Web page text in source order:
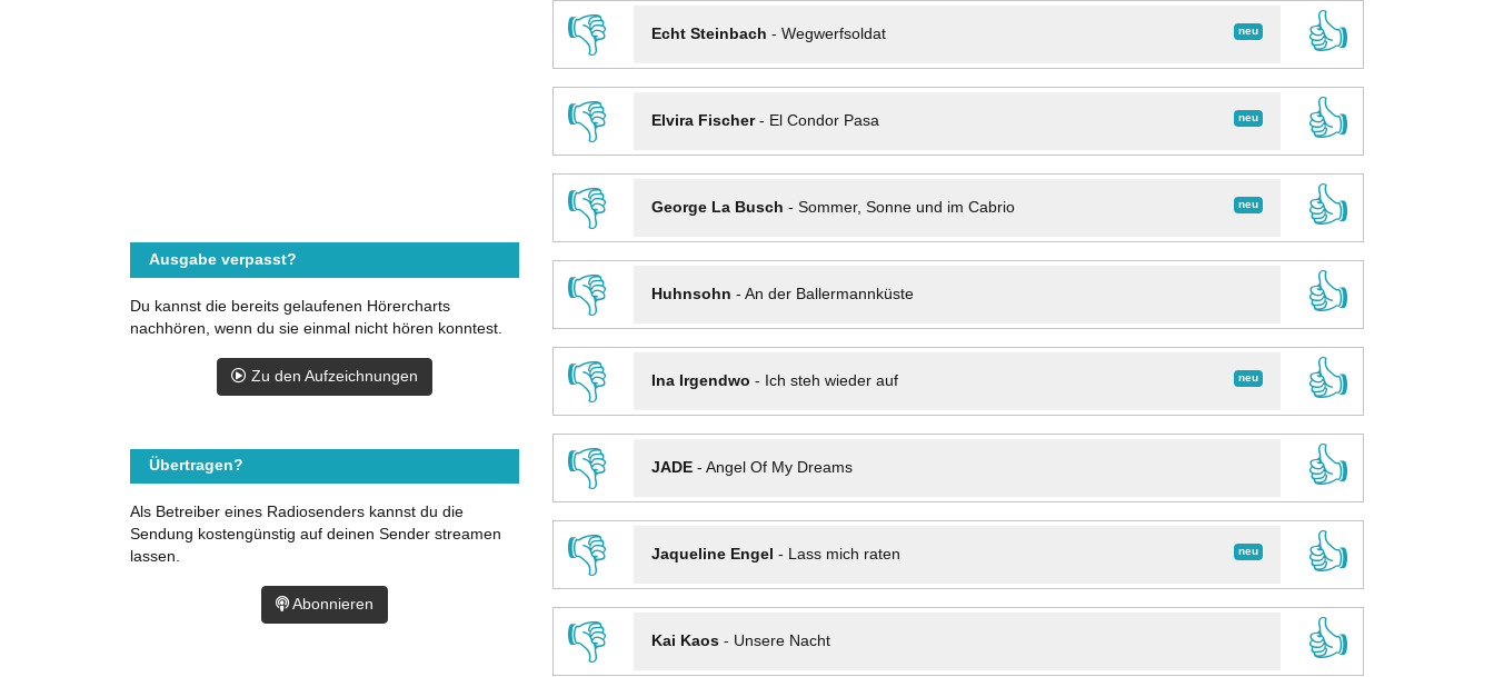
👎
neu
Echt Steinbach - Wegwerfsoldat
👍
👎
neu
Elvira Fischer- El Condor Pasa
👍
👎
neu
George La Busch - Sommer, Sonne und im Cabrio
👍
👎
Huhnsohn - An der Ballermannküste
👍
👎
neu
Ina Irgendwo - Ich steh wieder auf
👍
👎
JADE- Angel Of My Dreams
👍
👎
neu
Jaqueline Engel - Lass mich raten
👍
👎
Kai Kaos- Unsere Nacht
👍
Ausgabe verpasst?
Du kannst die bereits gelaufenen Hörercharts
nachhören, wenn du sie einmal nicht hören konntest.
Zu den Aufzeichnungen
Übertragen?
Als Betreiber eines Radiosenders kannst du die
Sendung kostengünstig auf deinen Sender streamen
lassen.
Abonnieren